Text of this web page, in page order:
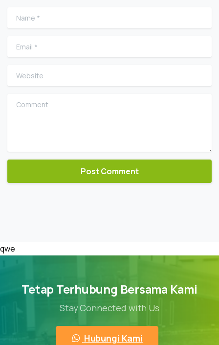
Name
Email
Website
Comment
qwe
Tetap Terhubung Bersama Kami
Stay Connected with Us
Hubungi Kami